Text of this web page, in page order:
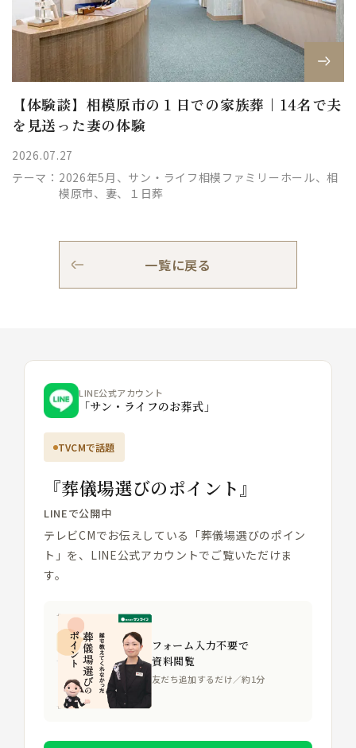
【体験談】相模原市の１日での家族葬｜14名で夫
を見送った妻の体験
2026.07.27
テーマ： 2026年5月、サン・ライフ相模ファミリーホール、相
模原市、妻、１日葬
一覧に戻る
LINE公式アカウント
「サン・ライフのお葬式」
TVCMで話題
『葬儀場選びのポイント』
LINEで公開中
テレビCMでお伝えしている「葬儀場選びのポイン
ト」を、LINE公式アカウントでご覧いただけま
す。
フォーム入力不要で
資料閲覧
友だち追加するだけ／約1分